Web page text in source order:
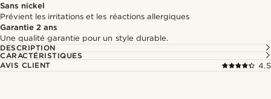
Sans nickel
Prévient les irritations et les réactions allergiques
Garantie 2 ans
Une qualité garantie pour un style durable.
DESCRIPTION
CARACTÉRISTIQUES
AVIS CLIENT
4.5